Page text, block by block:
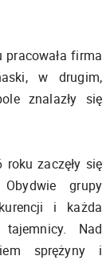
firma
w drugim,
znalazły się
zaczęły się
grupy
i każda
Nad
sprężyny i